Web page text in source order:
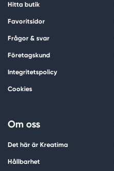
Hitta butik
Favoritsidor
Frågor & svar
Företagskund
Integritetspolicy
Cookies
Om oss
Det här är Kreatima
Hållbarhet